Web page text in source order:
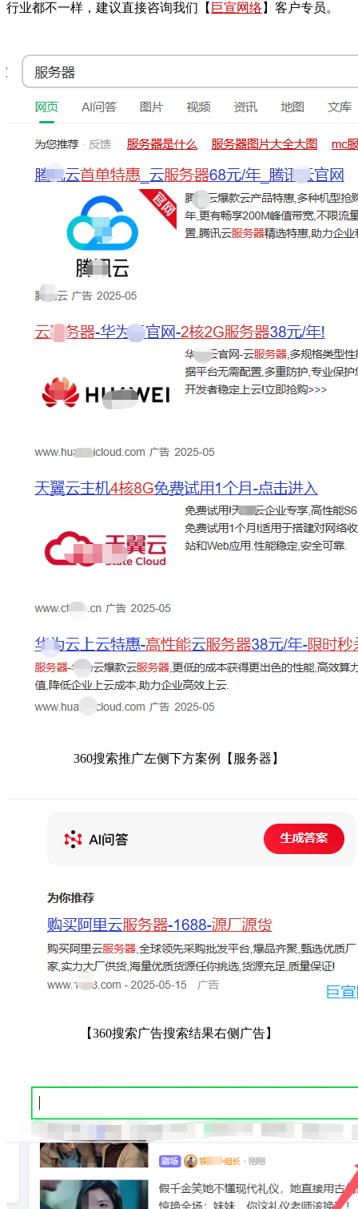
行业都不一样，建议直接咨询我们【 巨宣网络】客户专员。
360搜索推广左侧下方案例【服务器】
【360搜索广告搜索结果右侧广告】